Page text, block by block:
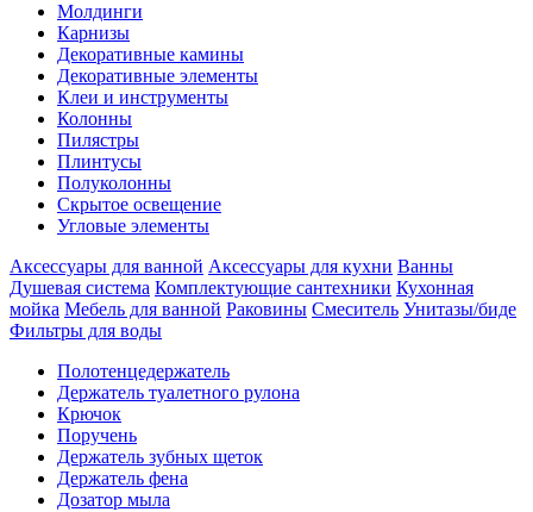
Молдинги
Карнизы
Декоративные камины
Декоративные элементы
Клеи и инструменты
Колонны
Пилястры
Плинтусы
Полуколонны
Скрытое освещение
Угловые элементы
Аксессуары для ванной Аксессуары для кухни Ванны
Душевая система Комплектующие сантехники Кухонная
мойка Мебель для ванной Раковины Смеситель Унитазы/биде
Фильтры для воды
Полотенцедержатель
Держатель туалетного рулона
Крючок
Поручень
Держатель зубных щеток
Держатель фена
Дозатор мыла